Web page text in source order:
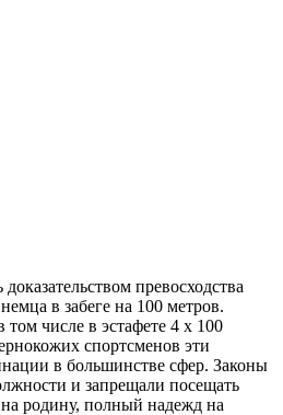
превосходства
в забеге на 100 метров.
числе в эстафете 4 х 100
спортсменов эти
в большинстве сфер. Законы
и запрещали посещать
родину, полный надежд на